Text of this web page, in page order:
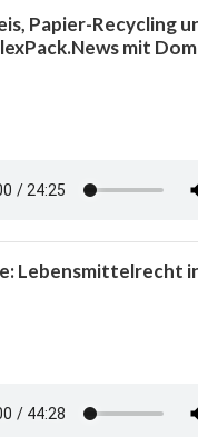
Papier-Recycling
mit
Lebensmittelrecht